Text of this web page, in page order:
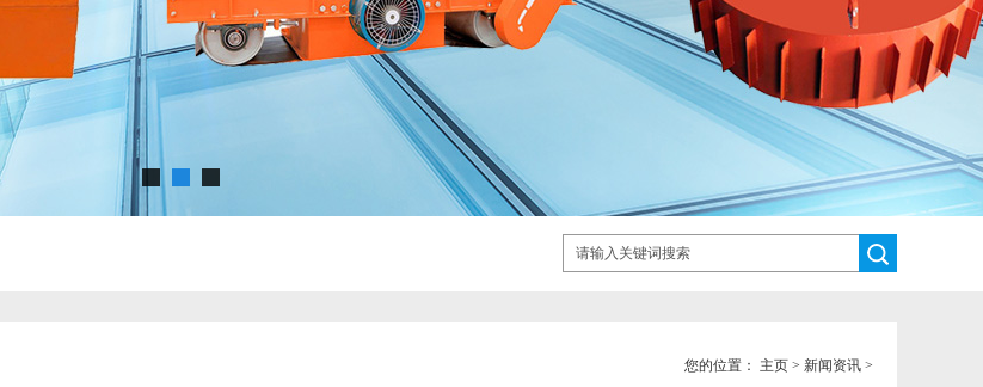
您的位置： 主页 > 新闻资讯 >